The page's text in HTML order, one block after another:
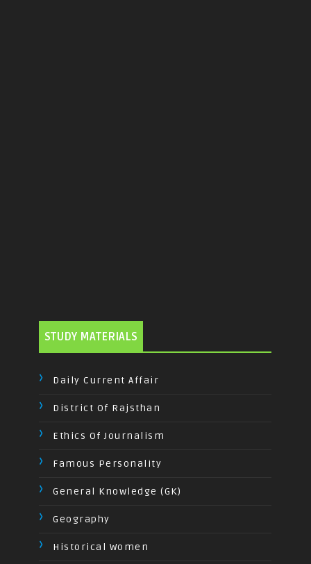
STUDY MATERIALS
Daily Current Affair
District Of Rajsthan
Ethics Of Journalism
Famous Personality
General Knowledge (GK)
Geography
Historical Women